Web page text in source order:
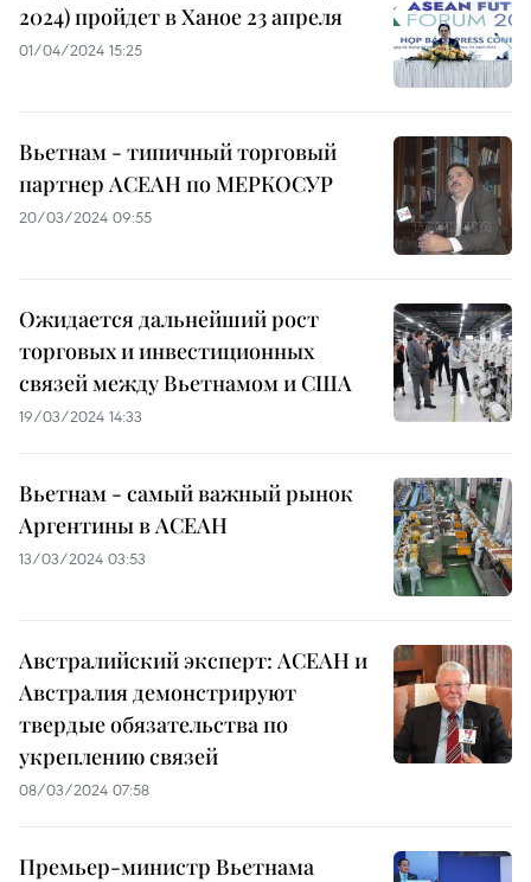
2024) пройдет в Ханое 23 апреля
01/04/2024 15:25
Вьетнам - типичный торговый
партнер АСЕАН по МЕРКОСУР
20/03/2024 09:55
Ожидается дальнейший рост
торговых и инвестиционных
связей между Вьетнамом и США
19/03/2024 14:33
Вьетнам - самый важный рынок
Аргентины в АСЕАН
13/03/2024 03:53
Австралийский эксперт: АСЕАН и
Австралия демонстрируют
твердые обязательства по
укреплению связей
08/03/2024 07:58
Премьер-министр Вьетнама